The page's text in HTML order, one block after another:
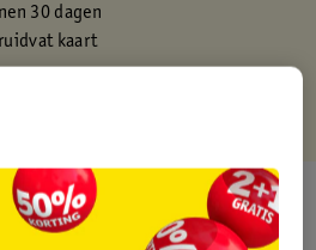
30 dagen
kaart